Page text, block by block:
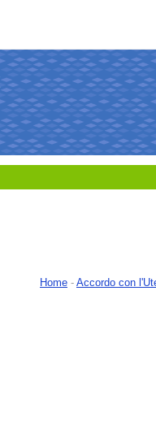
Home - Accordo con